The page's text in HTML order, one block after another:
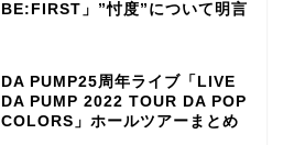
BE:FIRST」”忖度”について明言
DA PUMP25周年ライブ「LIVE
DA PUMP 2022 TOUR DA POP
COLORS」ホールツアーまとめ